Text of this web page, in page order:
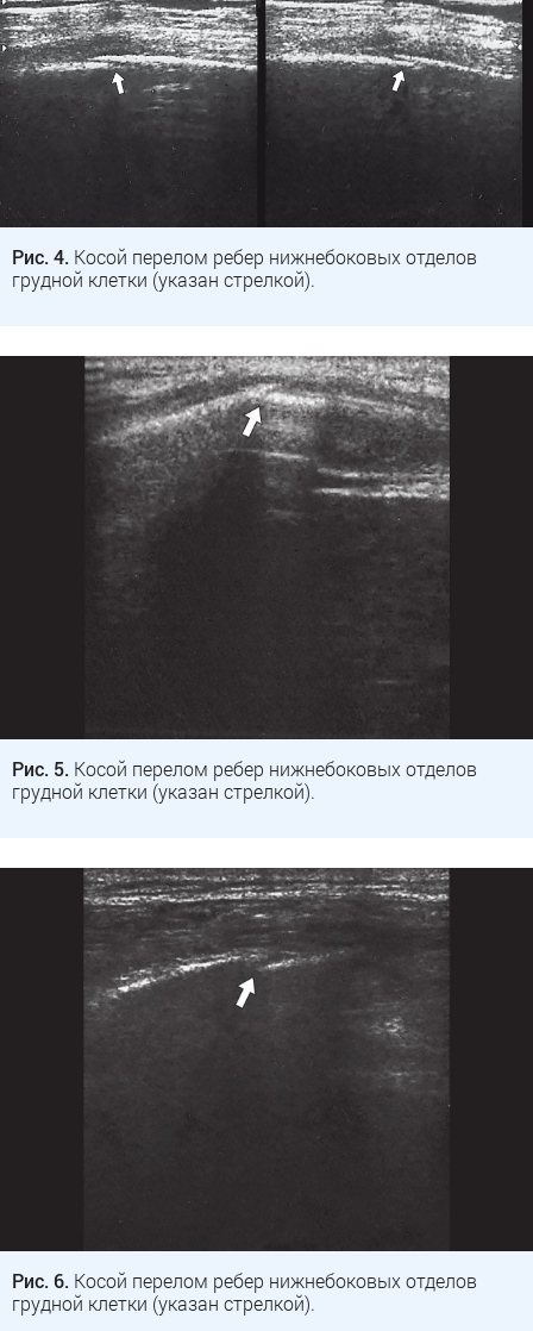
Рис. 4. Косой перелом ребер нижнебоковых отделов
грудной клетки (указан стрелкой).
Рис. 5. Косой перелом ребер нижнебоковых отделов
грудной клетки (указан стрелкой).
Рис. 6. Косой перелом ребер нижнебоковых отделов
грудной клетки (указан стрелкой).